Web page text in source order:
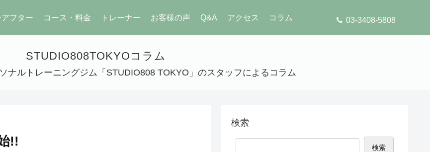
03-3408-5808
アフター コース・料金 トレーナー お客様の声 Q&A アクセス コラム
STUDIO808TOKYOコラム
ナルトレーニングジム「STUDIO808 TOKYO」のスタッフによるコラム
!!
検索
検索